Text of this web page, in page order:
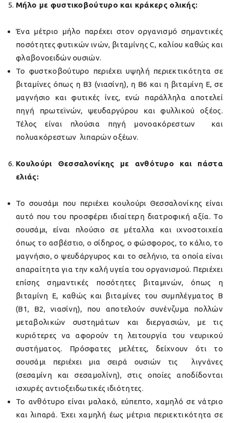
Μήλο με φυστικοβούτυρο και κράκερς ολικής:
Ένα μέτριο μήλο παρέχει στον οργανισμό σημαντικές
ποσότητες φυτικών ινών, βιταμίνης C, καλίου καθώς και
φλαβονοειδών ουσιών.
To φυστκοβούτυρο περιέχει υψηλή περιεκτικότητα σε
βιταμίνες όπως η Β3 (νιασίνη), η Β6 και η βιταμίνη Ε, σε
μαγνήσιο και φυτικές ίνες, ενώ παράλληλα αποτελεί
πηγή πρωτεϊνών, ψευδαργύρου και φυλλικού οξέος.
Τέλος είναι πλούσια πηγή μονοακόρεστων και
πολυακόρεστων λιπαρών οξέων.
Κουλούρι Θεσσαλονίκης με ανθότυρο και πάστα
ελιάς:
Το σουσάμι που περιέχει κουλούρι Θεσσαλονίκης είναι
αυτό που του προσφέρει ιδιαίτερη διατροφική αξία. Το
σουσάμι, είναι πλούσιο σε μέταλλα και ιχνοστοιχεία
όπως το ασβέστιο, ο σίδηρος, ο φώσφορος, το κάλιο, το
μαγνήσιο, ο ψευδάργυρος και το σελήνιο, τα οποία είναι
απαραίτητα για την καλή υγεία του οργανισμού. Περιέχει
επίσης σημαντικές ποσότητες βιταμινών, όπως η
βιταμίνη Ε, καθώς και βιταμίνες του συμπλέγματος Β
(Β1, Β2, νιασίνη), που αποτελούν συνένζυμα πολλών
μεταβολικών συστημάτων και διεργασιών, με τις
κυριότερες να αφορούν τη λειτουργία του νευρικού
συστήματος. Πρόσφατες μελέτες, δείχνουν ότι το
σουσάμι περιέχει μια σειρά ουσιών τις λιγνάνες
(σεσαμίνη και σεσαμολίνη), στις οποίες αποδίδονται
ισχυρές αντιοξειδωτικές ιδιότητες.
Το ανθότυρο είναι μαλακό, εύπεπτο, χαμηλό σε νάτριο
και λιπαρά. Έχει χαμηλή έως μέτρια περιεκτικότητα σε